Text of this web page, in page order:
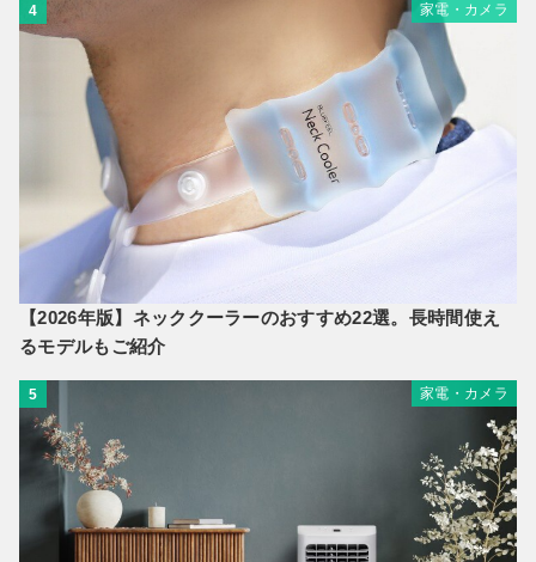
4 家電・カメラ
【2026年版】ネッククーラーのおすすめ22選。長時間使え
るモデルもご紹介
5 家電・カメラ